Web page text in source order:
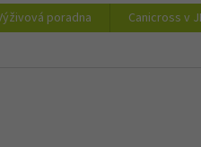
poradna Canicross v